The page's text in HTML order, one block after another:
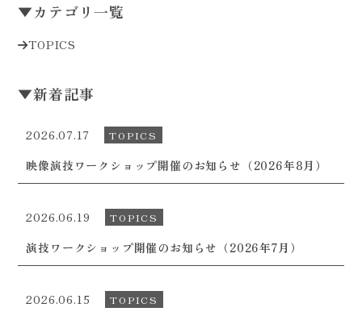
▼カテゴリ一覧
TOPICS
▼新着記事
2026.07.17 TOPICS
映像演技ワークショップ開催のお知らせ（2026年8月）
2026.06.19 TOPICS
演技ワークショップ開催のお知らせ（2026年7月）
2026.06.15 TOPICS